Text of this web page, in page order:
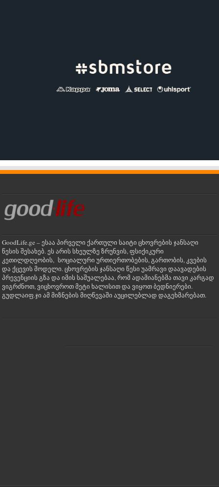
GoodLife.ge – ესაა პირველი ქართული საიტი ცხოვრების ჯანსაღი
წესის შესახებ. ეს არის სხეულზე ზრუნვის, ფსიქიკური
კეთილდღეობის, სოციალური ურთიერთობების, გართობის, კვების
და ქცევის მოდელი. ცხოვრების ჯანსაღი წესი უამრავი დაავადების
პრევენციის გზა და იმის საშუალებაა, რომ ადამიანებმა თავი კარგად
ვიგრძნოთ, ვიცხოვროთ მეტი ხალისით და ვიყოთ ბედნიერები.
გუდლაიფ.ჯი ამ მიზნების მიღწევაში აუცილებლად დაგეხმარებათ.